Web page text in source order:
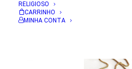
RELIGIOSO
CARRINHO
MINHA CONTA